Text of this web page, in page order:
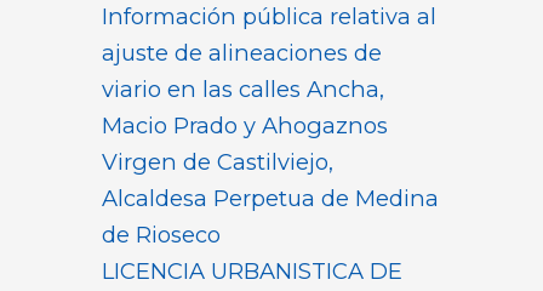
Información pública relativa al
ajuste de alineaciones de
viario en las calles Ancha,
Macio Prado y Ahogaznos
Virgen de Castilviejo,
Alcaldesa Perpetua de Medina
de Rioseco
LICENCIA URBANISTICA DE